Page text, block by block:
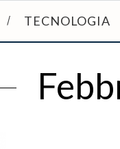
TECNOLOGIA